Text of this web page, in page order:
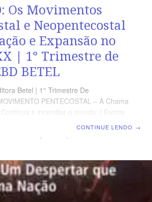
Os Movimentos
e Neopentecostal
e Expansão no
| 1° Trimestre de
BETEL
Betel | 1° Trimestre De
PENTECOSTAL – A Chama
a incendiar o mundo. | Escola
igrejas eram confirmadas na fé e cada
número”, Atos 16.5 VERDADE
permanecer fiéis às Escrituras
influenciados por modismos teológicos
CONTINUE LENDO →